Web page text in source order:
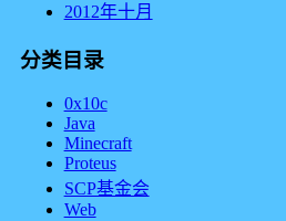
2012年十月
分类目录
0x10c
Java
Minecraft
Proteus
SCP基金会
Web